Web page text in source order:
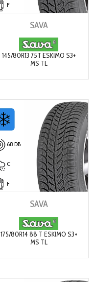
F
SAVA
145/80R13 75T ESKIMO S3+
MS TL
68 DB
C
F
SAVA
175/80R14 88 T ESKIMO S3+
MS TL